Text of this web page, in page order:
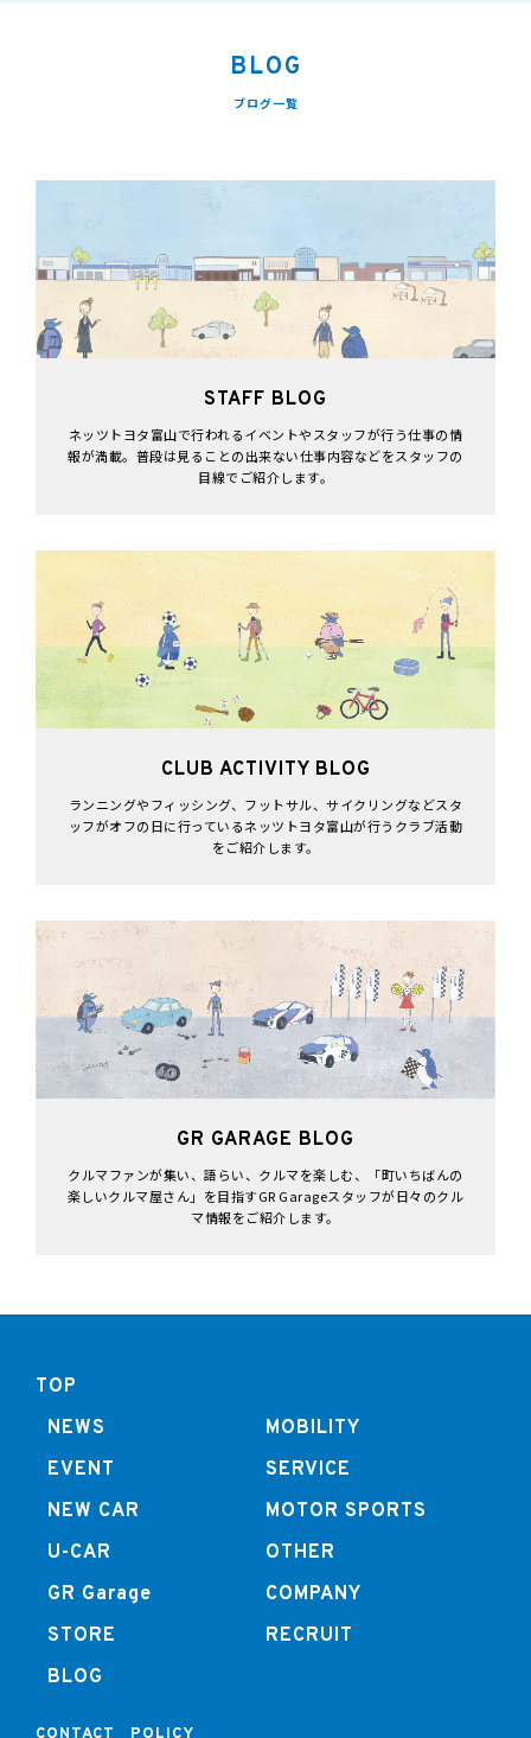
BLOG
ブログ一覧
STAFF BLOG
ネッツトヨタ富山で行われるイベントやスタッフが行う仕事の情
報が満載。普段は見ることの出来ない仕事内容などをスタッフの
目線でご紹介します。
CLUB ACTIVITY BLOG
ランニングやフィッシング、フットサル、サイクリングなどスタ
ッフがオフの日に行っているネッツトヨタ富山が行うクラブ活動
をご紹介します。
GR GARAGE BLOG
クルマファンが集い、語らい、クルマを楽しむ、「町いちばんの
楽しいクルマ屋さん」を目指すGR Garageスタッフが日々のクル
マ情報をご紹介します。
TOP
NEWS
EVENT
NEW CAR
U-CAR
GR Garage
STORE
BLOG
MOBILITY
SERVICE
MOTOR SPORTS
OTHER
COMPANY
RECRUIT
CONTACT POLICY